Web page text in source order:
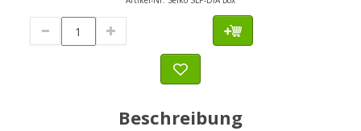
Beschreibung